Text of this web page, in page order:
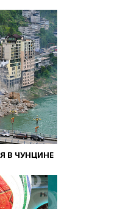
В ЧУНЦИНЕ